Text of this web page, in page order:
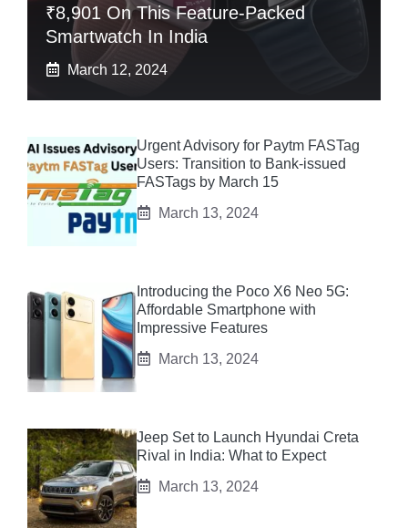
₹8,901 On This Feature-Packed
Smartwatch In India
March 12, 2024
Urgent Advisory for Paytm FASTag
Users: Transition to Bank-issued
FASTags by March 15
March 13, 2024
Introducing the Poco X6 Neo 5G:
Affordable Smartphone with
Impressive Features
March 13, 2024
Jeep Set to Launch Hyundai Creta
Rival in India: What to Expect
March 13, 2024